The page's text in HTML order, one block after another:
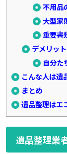
不用品
大型家
重要書
デメリット
自分た
こんな人は遺
まとめ
遺品整理はエ
遺品整理業